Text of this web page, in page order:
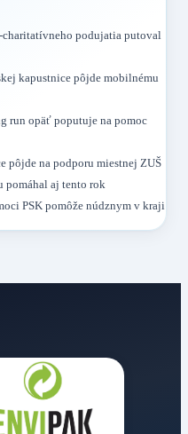
podujatia putoval
kapustnice pôjde mobilnému
run opäť poputuje na pomoc
pôjde na podporu miestnej ZUŠ
pomáhal aj tento rok
PSK pomôže núdznym v kraji